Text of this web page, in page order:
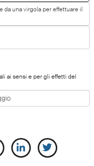
ai sensi e per gli effetti del